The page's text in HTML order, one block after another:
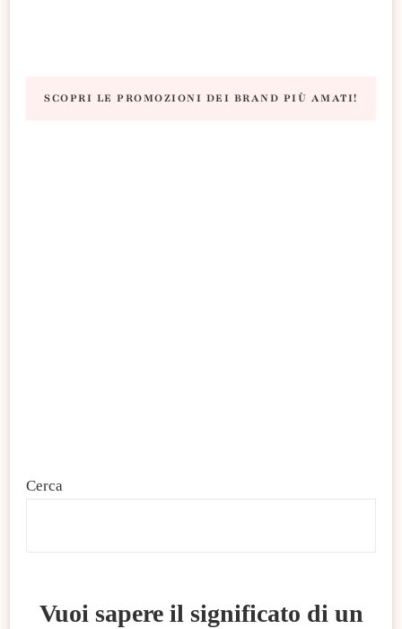
SCOPRI LE PROMOZIONI DEI BRAND PIÙ AMATI!
Cerca
Vuoi sapere il significato di un